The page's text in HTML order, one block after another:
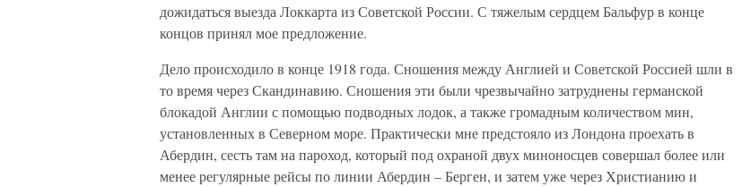
дожидаться выезда Локкарта из Советской России. С тяжелым сердцем Бальфур в конце
концов принял мое предложение.
Дело происходило в конце 1918 года. Сношения между Англией и Советской Россией шли в
то время через Скандинавию. Сношения эти были чрезвычайно затруднены германской
блокадой Англии с помощью подводных лодок, а также громадным количеством мин,
установленных в Северном море. Практически мне предстояло из Лондона проехать в
Абердин, сесть там на пароход, который под охраной двух миноносцев совершал более или
менее регулярные рейсы по линии Абердин – Берген, и затем уже через Христианию и